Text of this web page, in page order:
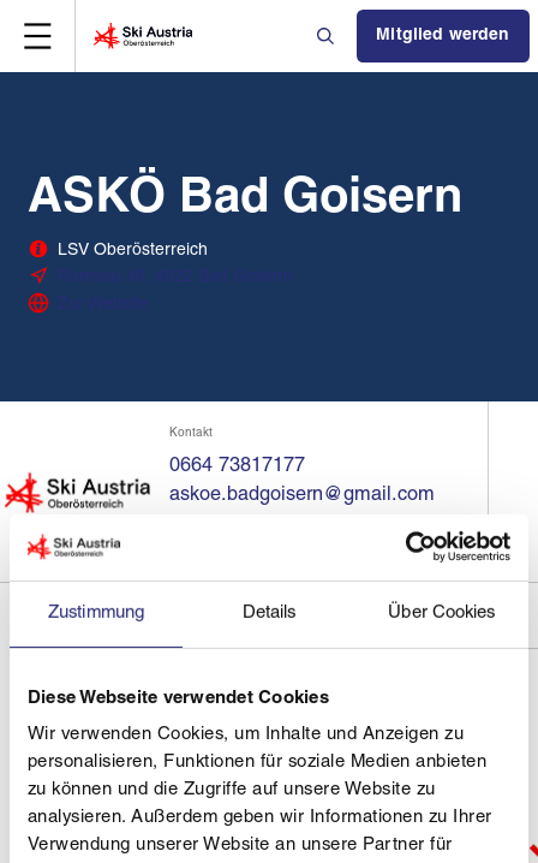
Zustimmung Details Über Cookies
Diese Webseite verwendet Cookies
Wir verwenden Cookies, um Inhalte und Anzeigen zu
personalisieren, Funktionen für soziale Medien anbieten
zu können und die Zugriffe auf unsere Website zu
analysieren. Außerdem geben wir Informationen zu Ihrer
Verwendung unserer Website an unsere Partner für
Mitglied werden
ASKÖ Bad Goisern
LSV Oberösterreich
Ramsau 46, 4822 Bad Goisern
Zur Website
Kontakt
0664 73817177
askoe.badgoisern@gmail.com